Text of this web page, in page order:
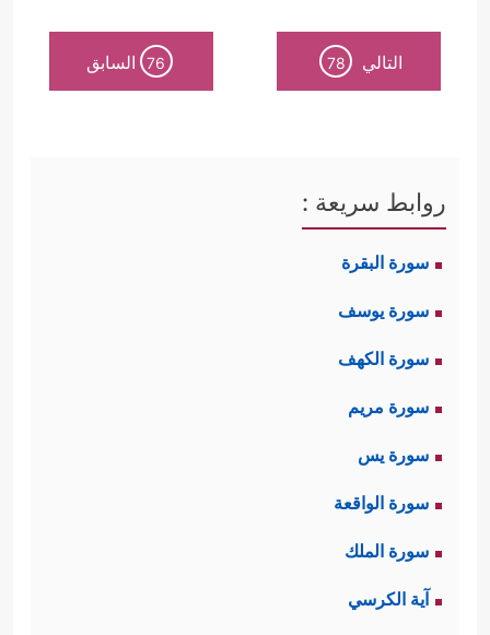
التالي 78
76 السابق
روابط سريعة :
سورة البقرة
سورة يوسف
سورة الكهف
سورة مريم
سورة يس
سورة الواقعة
سورة الملك
آية الكرسي